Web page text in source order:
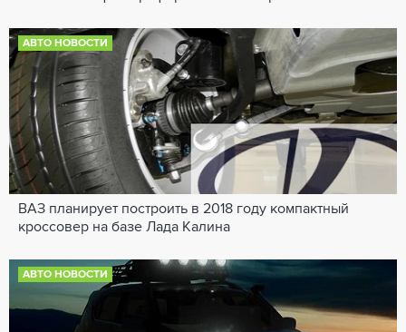
АВТО НОВОСТИ
ВАЗ планирует построить в 2018 году компактный
кроссовер на базе Лада Калина
АВТО НОВОСТИ